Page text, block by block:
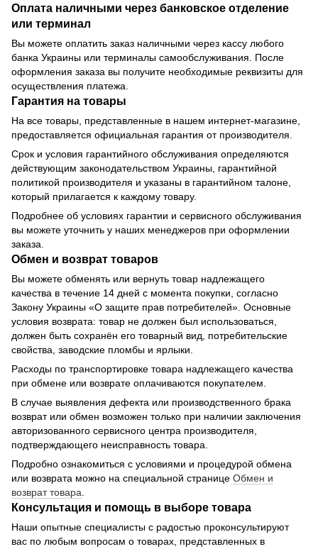
Оплата наличными через банковское отделение
или терминал
Вы можете оплатить заказ наличными через кассу любого
банка Украины или терминалы самообслуживания. После
оформления заказа вы получите необходимые реквизиты для
осуществления платежа.
Гарантия на товары
На все товары, представленные в нашем интернет-магазине,
предоставляется официальная гарантия от производителя.
Срок и условия гарантийного обслуживания определяются
действующим законодательством Украины, гарантийной
политикой производителя и указаны в гарантийном талоне,
который прилагается к каждому товару.
Подробнее об условиях гарантии и сервисного обслуживания
вы можете уточнить у наших менеджеров при оформлении
заказа.
Обмен и возврат товаров
Вы можете обменять или вернуть товар надлежащего
качества в течение 14 дней с момента покупки, согласно
Закону Украины «О защите прав потребителей». Основные
условия возврата: товар не должен был использоваться,
должен быть сохранён его товарный вид, потребительские
свойства, заводские пломбы и ярлыки.
Расходы по транспортировке товара надлежащего качества
при обмене или возврате оплачиваются покупателем.
В случае выявления дефекта или производственного брака
возврат или обмен возможен только при наличии заключения
авторизованного сервисного центра производителя,
подтверждающего неисправность товара.
Подробно ознакомиться с условиями и процедурой обмена
или возврата можно на специальной странице Обмен и
возврат товара
Консультация и помощь в выборе товара
Наши опытные специалисты с радостью проконсультируют
вас по любым вопросам о товарах, представленных в